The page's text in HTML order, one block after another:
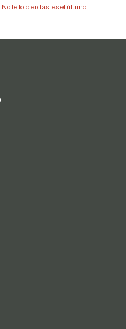
¡No te lo pierdas, es el último!